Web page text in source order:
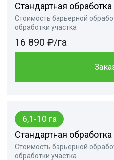
Стандартная обработка
Стоимость барьерной
обработки участка
16 890 ₽/га
6,1-10 га
Стандартная обработка
Стоимость барьерной
обработки участка